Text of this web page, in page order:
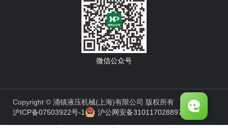
微信公众号
Copyright © 涌镇液压机械(上海)有限公司 版权所有
沪ICP备07503922号-1
沪公网安备31011702889776号